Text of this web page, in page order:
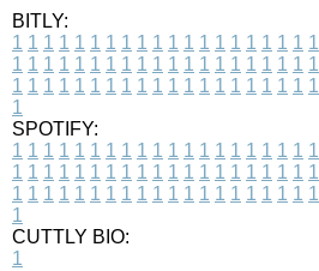
BITLY:
1 1 1 1 1 1 1 1 1 1 1 1 1 1 1 1 1 1 1 1
1 1 1 1 1 1 1 1 1 1 1 1 1 1 1 1 1 1 1 1
1 1 1 1 1 1 1 1 1 1 1 1 1 1 1 1 1 1 1 1
1
SPOTIFY:
1 1 1 1 1 1 1 1 1 1 1 1 1 1 1 1 1 1 1 1
1 1 1 1 1 1 1 1 1 1 1 1 1 1 1 1 1 1 1 1
1 1 1 1 1 1 1 1 1 1 1 1 1 1 1 1 1 1 1 1
1
CUTTLY BIO:
1